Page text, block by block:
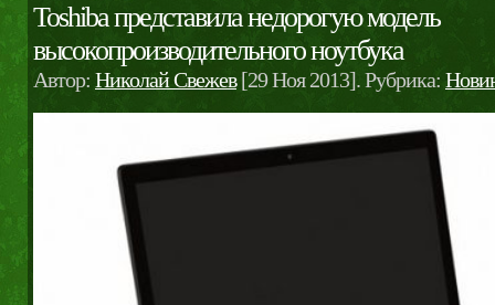
Toshiba представила недорогую модель
высокопроизводительного ноутбука
Автор: Николай Свежев[29 Ноя 2013]. Рубрика: